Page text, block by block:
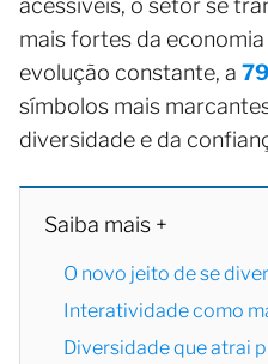
mais fortes da
evolução constante, a
símbolos mais
diversidade e da
Saiba mais +
O novo jeito de se
Interatividade como
Diversidade que atrai